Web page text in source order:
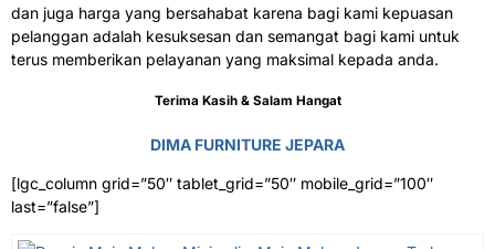
dan juga harga yang bersahabat karena bagi kami kepuasan
pelanggan adalah kesuksesan dan semangat bagi kami untuk
terus memberikan pelayanan yang maksimal kepada anda.
Terima Kasih & Salam Hangat
DIMA FURNITURE JEPARA
[lgc_column grid=”50″ tablet_grid=”50″ mobile_grid=”100″
last=”false”]